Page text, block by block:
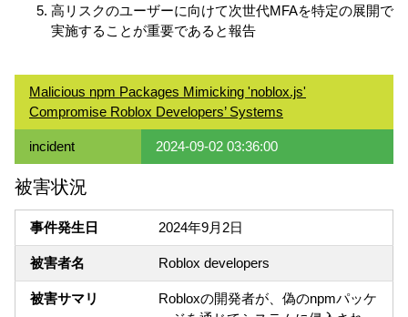
高リスクのユーザーに向けて次世代MFAを特定の展開で
実施することが重要であると報告
Malicious npm Packages Mimicking 'noblox.js'
Compromise Roblox Developers’ Systems
incident 2024-09-02 03:36:00
被害状況
事件発生日 2024年9月2日
被害者名 Roblox developers
被害サマリ
Robloxの開発者が、偽のnpmパッケ